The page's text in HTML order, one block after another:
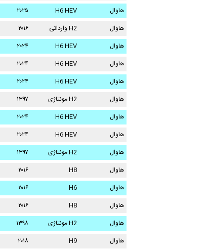
هاوال H6 HEV ۲۰۲۵
هاوال
H2 وارداتی ۲۰۱۶
هاوال
H6 HEV ۲۰۲۴
هاوال H6 HEV ۲۰۲۴
هاوال
H6 HEV ۲۰۲۴
هاوال
H2 مونتاژی ۱۳۹۷
هاوال
H6 HEV ۲۰۲۴
هاوال
H6 HEV ۲۰۲۴
هاوال
H2 مونتاژی ۱۳۹۷
هاوال H8 ۲۰۱۶
هاوال
H6 ۲۰۱۶
هاوال
H8 ۲۰۱۶
هاوال
H2 مونتاژی ۱۳۹۸
هاوال
H9 ۲۰۱۸